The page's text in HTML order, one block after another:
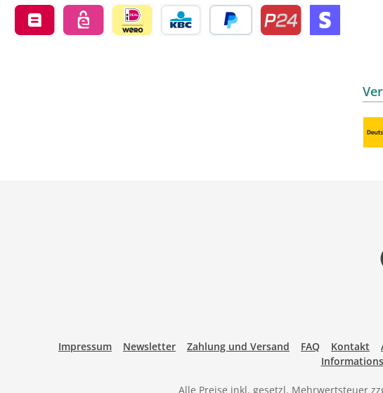
Credit card by mollie
Impressum Newsletter Zahlung und Versand FAQ Kontakt
Alle Preise inkl. gesetzl. Mehrwertsteuer